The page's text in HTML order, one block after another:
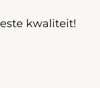
kwaliteit!